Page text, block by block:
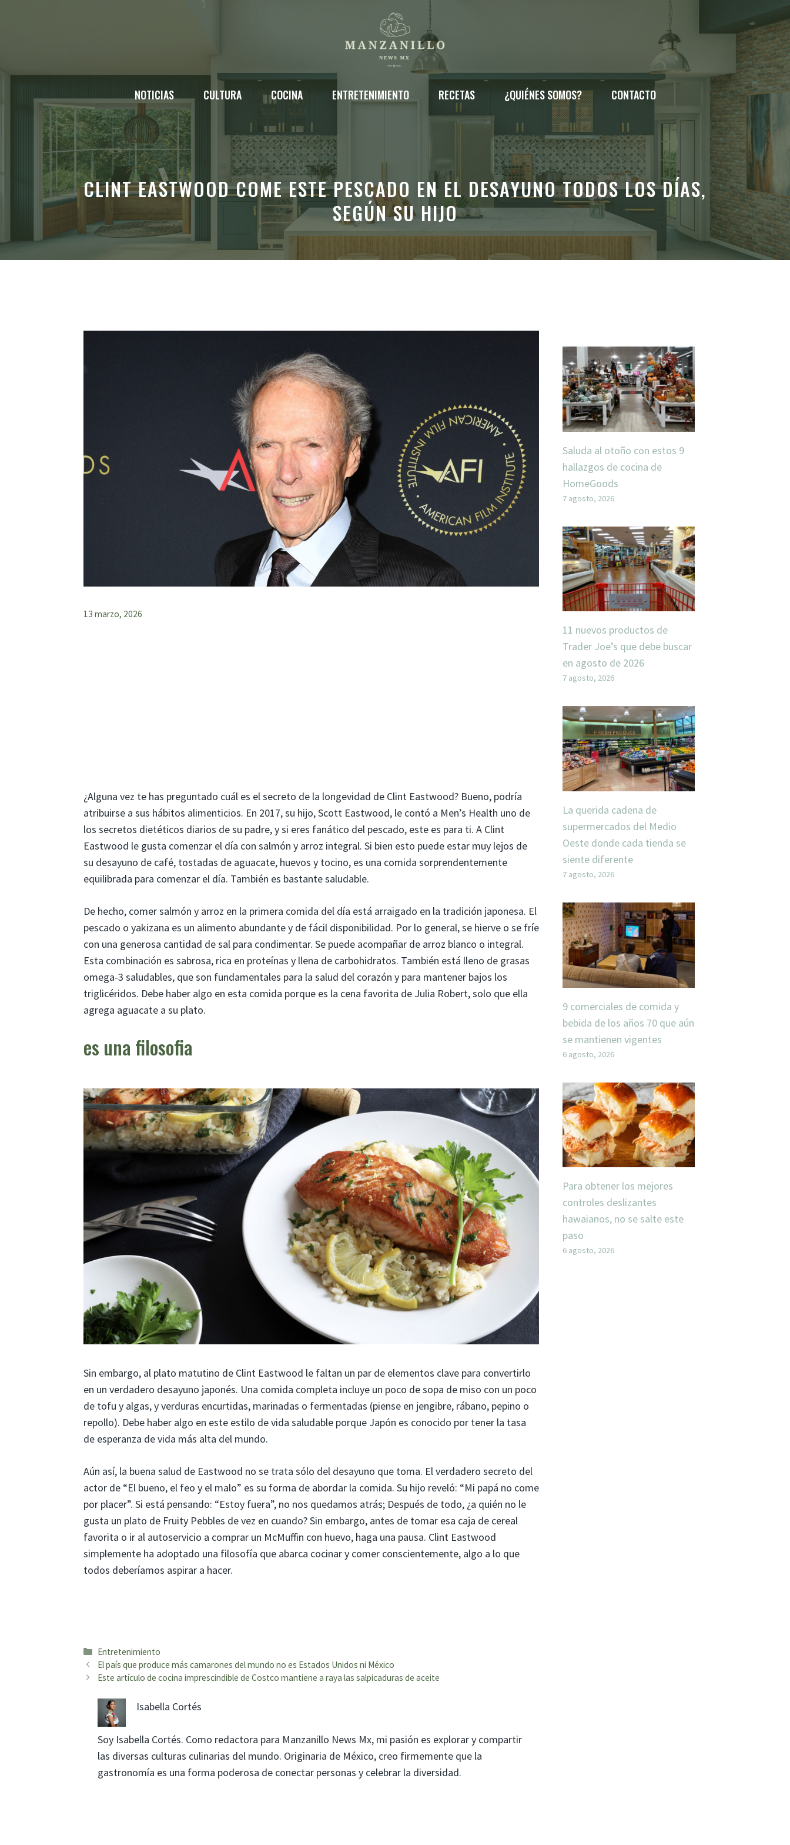
NOTICIAS CULTURA COCINA ENTRETENIMIENTO RECETAS ¿QUIÉNES SOMOS? CONTACTO
CLINT EASTWOOD COME ESTE PESCADO EN EL DESAYUNO TODOS LOS DÍAS,
SEGÚN SU HIJO
13 marzo, 2026
¿Alguna vez te has preguntado cuál es el secreto de la longevidad de Clint Eastwood? Bueno, podría
atribuirse a sus hábitos alimenticios. En 2017, su hijo, Scott Eastwood, le contó a Men’s Health uno de
los secretos dietéticos diarios de su padre, y si eres fanático del pescado, este es para ti. A Clint
Eastwood le gusta comenzar el día con salmón y arroz integral. Si bien esto puede estar muy lejos de
su desayuno de café, tostadas de aguacate, huevos y tocino, es una comida sorprendentemente
equilibrada para comenzar el día. También es bastante saludable.
De hecho, comer salmón y arroz en la primera comida del día está arraigado en la tradición japonesa. El
pescado o yakizana es un alimento abundante y de fácil disponibilidad. Por lo general, se hierve o se fríe
con una generosa cantidad de sal para condimentar. Se puede acompañar de arroz blanco o integral.
Esta combinación es sabrosa, rica en proteínas y llena de carbohidratos. También está lleno de grasas
omega-3 saludables, que son fundamentales para la salud del corazón y para mantener bajos los
triglicéridos. Debe haber algo en esta comida porque es la cena favorita de Julia Robert, solo que ella
agrega aguacate a su plato.
es una filosofia
Sin embargo, al plato matutino de Clint Eastwood le faltan un par de elementos clave para convertirlo
en un verdadero desayuno japonés. Una comida completa incluye un poco de sopa de miso con un poco
de tofu y algas, y verduras encurtidas, marinadas o fermentadas (piense en jengibre, rábano, pepino o
repollo). Debe haber algo en este estilo de vida saludable porque Japón es conocido por tener la tasa
de esperanza de vida más alta del mundo.
Aún así, la buena salud de Eastwood no se trata sólo del desayuno que toma. El verdadero secreto del
actor de “El bueno, el feo y el malo” es su forma de abordar la comida. Su hijo reveló: “Mi papá no come
por placer”. Si está pensando: “Estoy fuera”, no nos quedamos atrás; Después de todo, ¿a quién no le
gusta un plato de Fruity Pebbles de vez en cuando? Sin embargo, antes de tomar esa caja de cereal
favorita o ir al autoservicio a comprar un McMuffin con huevo, haga una pausa. Clint Eastwood
simplemente ha adoptado una filosofía que abarca cocinar y comer conscientemente, algo a lo que
todos deberíamos aspirar a hacer.
Categorías
Entretenimiento
El país que produce más camarones del mundo no es Estados Unidos ni México
Este artículo de cocina imprescindible de Costco mantiene a raya las salpicaduras de aceite
Isabella Cortés
Soy Isabella Cortés. Como redactora para Manzanillo News Mx, mi pasión es explorar y compartir
las diversas culturas culinarias del mundo. Originaria de México, creo firmemente que la
gastronomía es una forma poderosa de conectar personas y celebrar la diversidad.
Saluda al otoño con estos 9
hallazgos de cocina de
HomeGoods
7 agosto, 2026
11 nuevos productos de
Trader Joe’s que debe buscar
en agosto de 2026
7 agosto, 2026
La querida cadena de
supermercados del Medio
Oeste donde cada tienda se
siente diferente
7 agosto, 2026
9 comerciales de comida y
bebida de los años 70 que aún
se mantienen vigentes
6 agosto, 2026
Para obtener los mejores
controles deslizantes
hawaianos, no se salte este
paso
6 agosto, 2026